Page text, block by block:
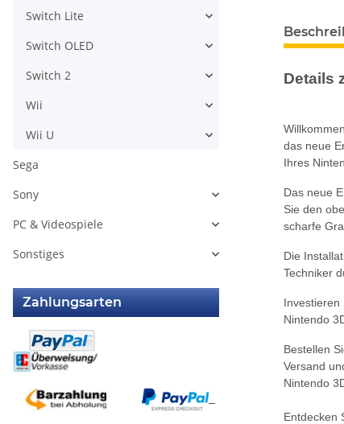
Details
das neue
Ihres
Das neue
Sie den
scharfe
Die
Techniker
Investieren
Nintendo
Bestellen
Versand
Nintendo
Entdecken
Switch Lite
Switch OLED
Switch 2
Wii
Wii U
Sega
Sony
PC & Videospiele
Sonstiges
Zahlungsarten